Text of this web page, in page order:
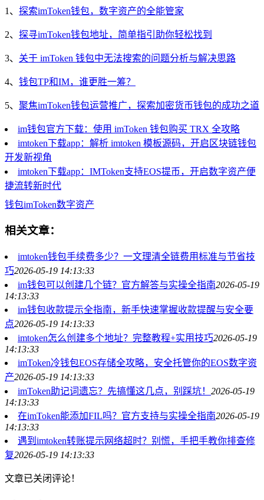
1、 探索imToken钱包，数字资产的全能管家
2、 探寻imToken钱包地址，简单指引助你轻松找到
3、 关于 imToken 钱包中无法搜索的问题分析与解决思路
4、 钱包TP和IM，谁更胜一筹？
5、 聚焦imToken钱包运营推广，探索加密货币钱包的成功之道
im钱包官方下载：使用 imToken 钱包购买 TRX 全攻略
imtoken下载app：解析 imtoken 模板源码，开启区块链钱包
开发新视角
imtoken下载app：IMToken支持EOS提币，开启数字资产便
捷流转新时代
钱包imToken数字资产
相关文章：
imtoken钱包手续费多少？一文理清全链费用标准与节省技
巧2026-05-19 14:13:33
im钱包可以创建几个链？官方解答与实操全指南2026-05-19
14:13:33
im钱包收款提示全指南，新手快速掌握收款提醒与安全要
点2026-05-19 14:13:33
imtoken怎么创建多个地址？完整教程+实用技巧2026-05-19
14:13:33
imToken冷钱包EOS存储全攻略，安全托管你的EOS数字资
产2026-05-19 14:13:33
imToken助记词遗忘？先搞懂这几点，别踩坑！ 2026-05-19
14:13:33
在imToken能添加FIL吗？官方支持与实操全指南2026-05-19
14:13:33
遇到imtoken转账提示网络超时？别慌，手把手教你排查修
复2026-05-19 14:13:33
文章已关闭评论！